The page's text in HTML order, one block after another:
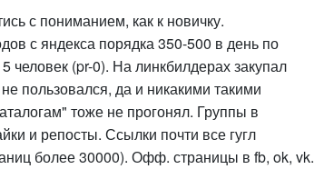
с пониманием, как к новичку.
с яндекса порядка 350-500 в день по
(pr-0). На линкбилдерах закупал
пользовался, да и никакими такими
тоже не прогонял. Группы в
и репосты. Ссылки почти все гугл
более 30000). Офф. страницы в fb, ok, vk.